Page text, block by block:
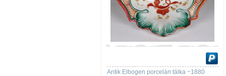
Antik Elbogen porcelán tálka ~1880